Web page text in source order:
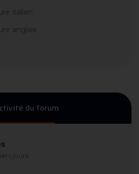
italien
anglais
du forum
jours